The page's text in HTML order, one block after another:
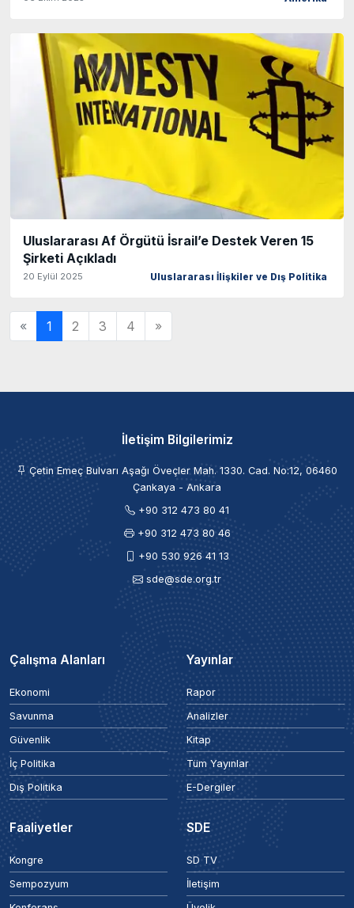
Uluslararası Af Örgütü İsrail’e Destek Veren 15
Şirketi Açıkladı
20 Eylül 2025 Uluslararası İlişkiler ve Dış Politika
« 1 2 3 4 »
İletişim Bilgilerimiz
Çetin Emeç Bulvarı Aşağı Öveçler Mah. 1330. Cad. No:12, 06460
Çankaya - Ankara
+90 312 473 80 41
+90 312 473 80 46
+90 530 926 41 13
sde@sde.org.tr
Çalışma Alanları
Ekonomi
Savunma
Güvenlik
İç Politika
Dış Politika
Yayınlar
Rapor
Analizler
Kitap
Tüm Yayınlar
E-Dergiler
Faaliyetler
Kongre
Sempozyum
SDE
SD TV
İletişim